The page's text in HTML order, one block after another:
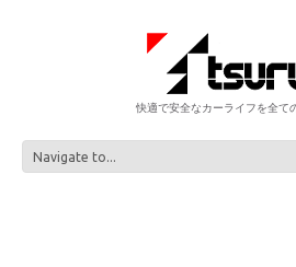
快適で安全なカーライフを全て